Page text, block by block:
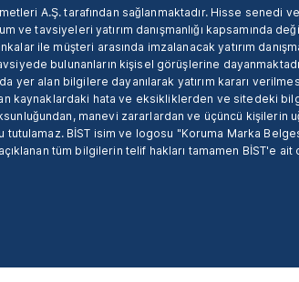
A.Ş. tarafından sağlanmaktadır. Hisse senedi
tavsiyeleri yatırım danışmanlığı kapsamında
ile müşteri arasında imzalanacak yatırım
bulunanların kişisel görüşlerine
yer alan bilgilere dayanılarak yatırım kararı
hata ve eksikliklerden ve sitedeki
manevi zararlardan ve üçüncü kişilerin
BİST isim ve logosu "Koruma Marka
tüm bilgilerin telif hakları tamamen BİST'e ait